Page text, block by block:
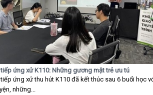
ứng xử K110: Những gương mặt trẻ ưu tú
ứng xử thu hút K110 đã kết thúc sau 6 buổi học
những...